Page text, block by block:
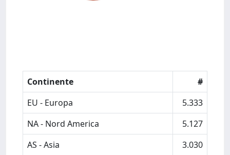
Continente
#
EU - Europa
5.333
NA - Nord America
5.127
AS - Asia
3.030